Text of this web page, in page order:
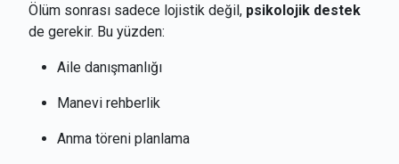
Ölüm sonrası sadece lojistik değil, psikolojik destek
de gerekir. Bu yüzden:
Aile danışmanlığı
Manevi rehberlik
Anma töreni planlama